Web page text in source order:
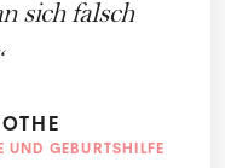
sich falsch
GEBURTSHILFE